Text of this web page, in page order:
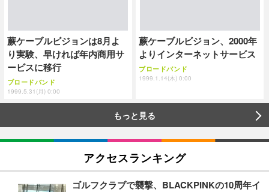
蕨ケーブルビジョンは8月よ
り実験、早ければ年内商用サ
ービスに移行
ブロードバンド
1999.5.31(月) 0:00
蕨ケーブルビジョン、2000年
よりインターネットサービス
ブロードバンド
1999.1.14(木) 0:00
もっと見る
アクセスランキング
ゴルフクラブで襲撃、BLACKPINKの10周年イ